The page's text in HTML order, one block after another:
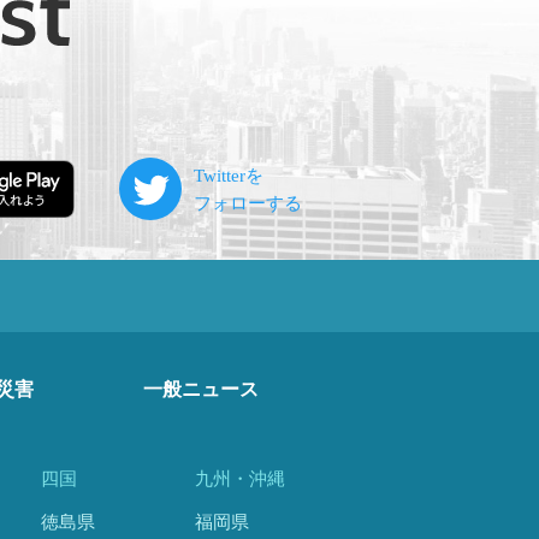
害 一般ニュース
四国
徳島県
九州・沖縄
福岡県